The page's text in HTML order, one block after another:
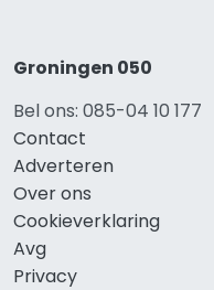
Groningen 050
Bel ons: 085-04 10 177
Contact
Adverteren
Over ons
Cookieverklaring
Avg
Privacy